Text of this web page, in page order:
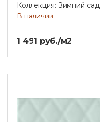
Коллекция: Зимний сад
В наличии
1 491 руб./м2